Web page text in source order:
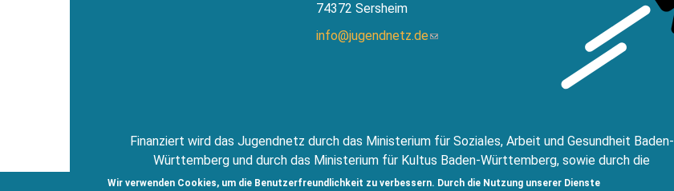
Wir verwenden Cookies, um die Benutzerfreundlichkeit zu verbessern. Durch die Nutzung unserer Dienste
74372 Sersheim
info@jugendnetz.de(Link
Finanziert wird das Jugendnetz durch das Ministerium für Soziales, Arbeit und Gesundheit Baden-
Württemberg und durch das Ministerium für Kultus Baden-Württemberg, sowie durch die
Jugendstiftung Baden-Württemberg.